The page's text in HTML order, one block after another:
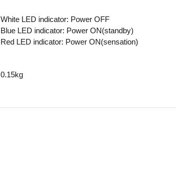
White LED indicator: Power OFF
Blue LED indicator: Power ON(standby)
Red LED indicator: Power ON(sensation)
0.15kg